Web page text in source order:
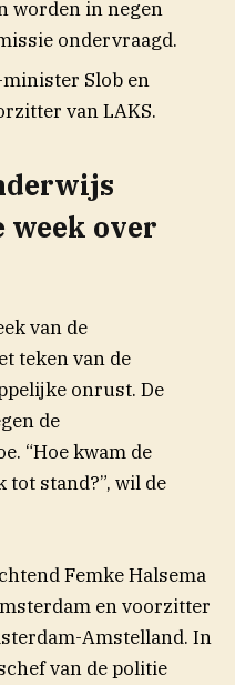
worden in negen
ondervraagd.
Slob en
van LAKS.
week over
van de
teken van de
onrust. De
de
“Hoe kwam de
stand?”, wil de
Femke Halsema
en voorzitter
Amstelland. In
van de politie